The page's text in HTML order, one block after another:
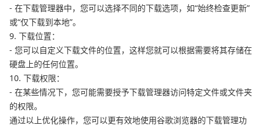
- 在下载管理器中，您可以选择不同的下载选项，如“始终检查更新”
或“仅下载到本地”。
9. 下载位置：
- 您可以自定义下载文件的位置，这样您就可以根据需要将其存储在
硬盘上的任何位置。
10. 下载权限：
- 在某些情况下，您可能需要授予下载管理器访问特定文件或文件夹
的权限。
通过以上优化操作，您可以更有效地使用谷歌浏览器的下载管理功